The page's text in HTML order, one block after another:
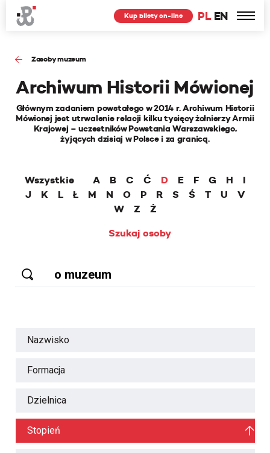
PL EN
Kup bilety on-line
Zasoby muzeum
Archiwum Historii Mówionej
Głównym zadaniem powstałego w 2014 r. Archiwum Historii
Mówionej jest utrwalenie relacji kilku tysięcy żołnierzy Armii
Krajowej – uczestników Powstania Warszawskiego,
żyjących dzisiaj w Polsce i za granicą.
Wszystkie A B C Ć D E F G H
I
J
K L Ł M N O P R S Ś T U
V
W
Z
Ż
Szukaj osoby
Nazwisko
Formacja
Dzielnica
Stopień